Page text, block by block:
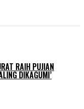
RAIH PUJIAN
DIKAGUMI’